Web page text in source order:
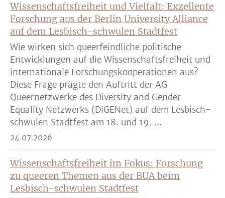
Wissenschaftsfreiheit und Vielfalt: Exzellente
Forschung aus der Berlin University Alliance
auf dem Lesbisch-schwulen Stadtfest
Wie wirken sich queerfeindliche politische
Entwicklungen auf die Wissenschaftsfreiheit und
internationale Forschungskooperationen aus?
Diese Frage prägte den Auftritt der AG
Queernetzwerke des Diversity and Gender
Equality Netzwerks (DiGENet) auf dem Lesbisch-
schwulen Stadtfest am 18. und 19. ...
24.07.2026
Wissenschaftsfreiheit im Fokus: Forschung
zu queeren Themen aus der BUA beim
Lesbisch-schwulen Stadtfest